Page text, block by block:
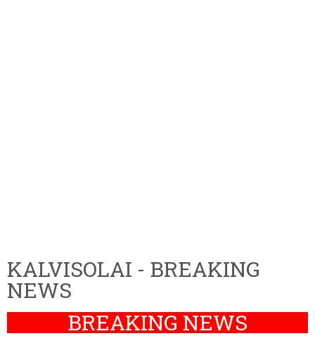
KALVISOLAI - BREAKING
NEWS
BREAKING NEWS